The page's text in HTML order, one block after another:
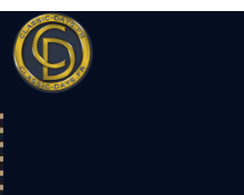
Skip
to
content